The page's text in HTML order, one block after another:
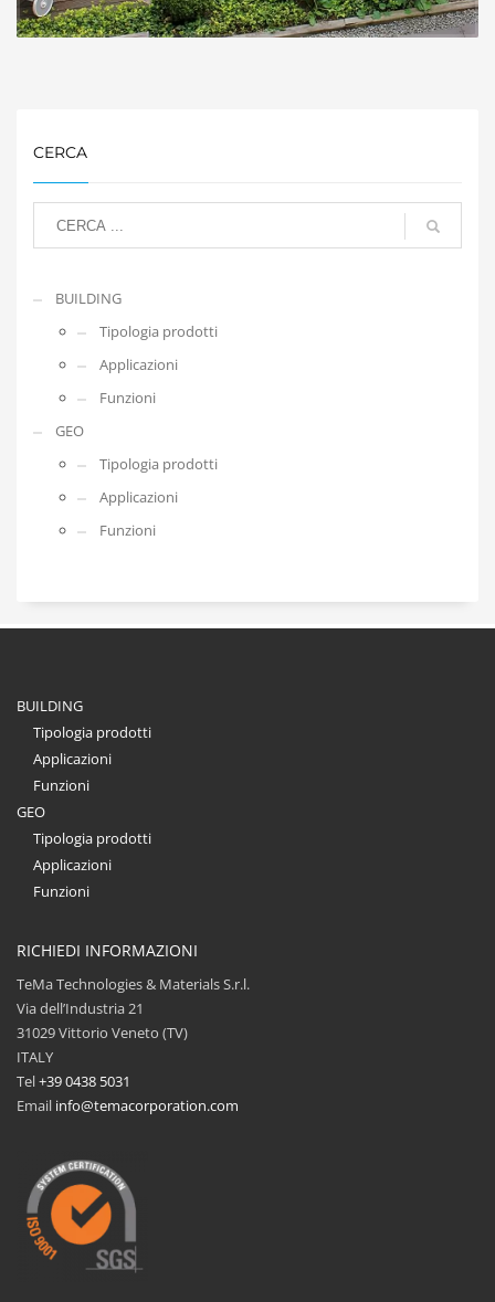
CERCA
BUILDING
Tipologia prodotti
Applicazioni
Funzioni
GEO
Tipologia prodotti
Applicazioni
Funzioni
BUILDING
Tipologia prodotti
Applicazioni
Funzioni
GEO
Tipologia prodotti
Applicazioni
Funzioni
RICHIEDI INFORMAZIONI
TeMa Technologies & Materials S.r.l.
Via dell’Industria 21
31029 Vittorio Veneto (TV)
ITALY
Tel+39 0438 5031
Email info@temacorporation.com